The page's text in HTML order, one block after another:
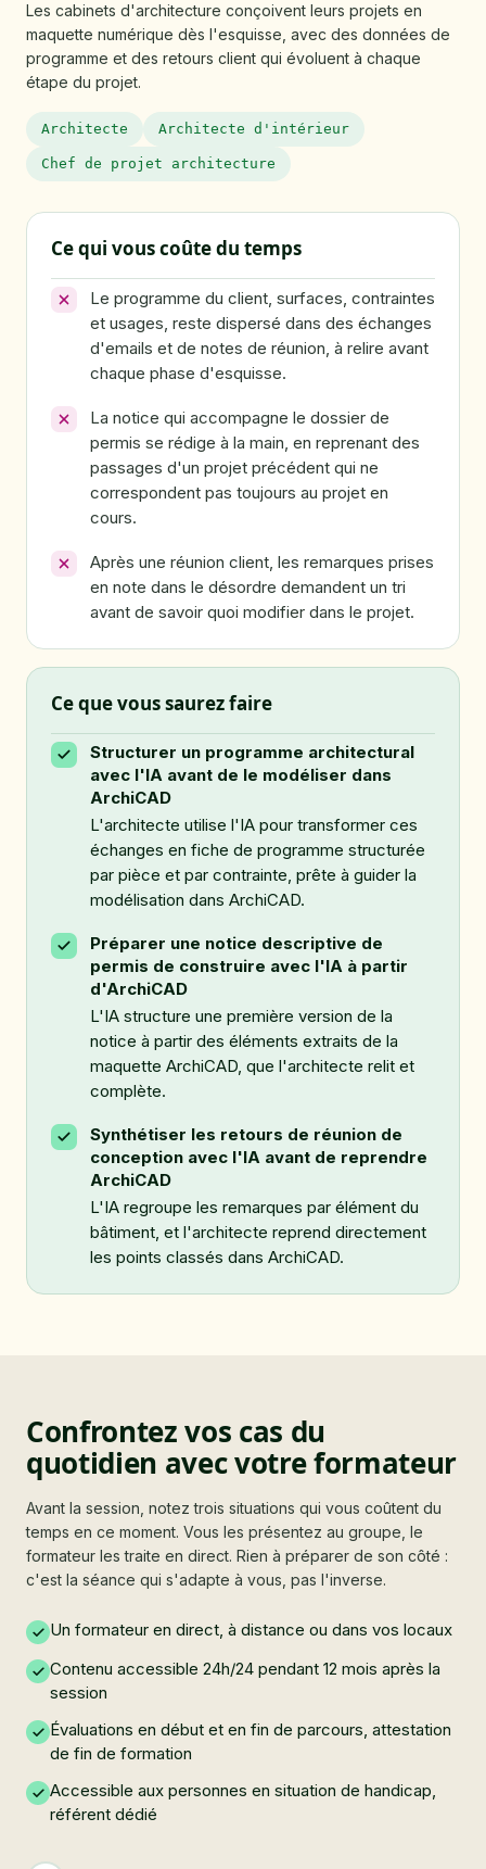
Les cabinets d'architecture conçoivent leurs projets en
maquette numérique dès l'esquisse, avec des données de
programme et des retours client qui évoluent à chaque
étape du projet.
Architecte Architecte d'intérieur
Chef de projet architecture
Ce qui vous coûte du temps
Le programme du client, surfaces, contraintes
et usages, reste dispersé dans des échanges
d'emails et de notes de réunion, à relire avant
chaque phase d'esquisse.
La notice qui accompagne le dossier de
permis se rédige à la main, en reprenant des
passages d'un projet précédent qui ne
correspondent pas toujours au projet en
cours.
Après une réunion client, les remarques prises
en note dans le désordre demandent un tri
avant de savoir quoi modifier dans le projet.
Ce que vous saurez faire
Structurer un programme architectural
avec l'IA avant de le modéliser dans
ArchiCAD
L'architecte utilise l'IA pour transformer ces
échanges en fiche de programme structurée
par pièce et par contrainte, prête à guider la
modélisation dans ArchiCAD.
Préparer une notice descriptive de
permis de construire avec l'IA à partir
d'ArchiCAD
L'IA structure une première version de la
notice à partir des éléments extraits de la
maquette ArchiCAD, que l'architecte relit et
complète.
Synthétiser les retours de réunion de
conception avec l'IA avant de reprendre
ArchiCAD
L'IA regroupe les remarques par élément du
bâtiment, et l'architecte reprend directement
les points classés dans ArchiCAD.
Confrontez vos cas du
quotidien avec votre formateur
Avant la session, notez trois situations qui vous coûtent du
temps en ce moment. Vous les présentez au groupe, le
formateur les traite en direct. Rien à préparer de son côté :
c'est la séance qui s'adapte à vous, pas l'inverse.
Un formateur en direct, à distance ou dans vos locaux
Contenu accessible 24h/24 pendant 12 mois après la
session
Évaluations en début et en fin de parcours, attestation
de fin de formation
Accessible aux personnes en situation de handicap,
référent dédié